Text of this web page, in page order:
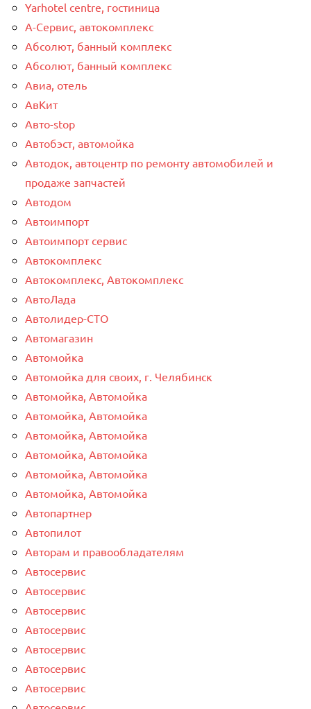
Yarhotel centre, гостиница
А-Сервис, автокомплекс
Абсолют, банный комплекс
Абсолют, банный комплекс
Авиа, отель
АвКит
Авто-stop
Автобэст, автомойка
Автодок, автоцентр по ремонту автомобилей и
продаже запчастей
Автодом
Автоимпорт
Автоимпорт сервис
Автокомплекс
Автокомплекс, Автокомплекс
АвтоЛада
Автолидер-СТО
Автомагазин
Автомойка
Автомойка для своих, г. Челябинск
Автомойка, Автомойка
Автомойка, Автомойка
Автомойка, Автомойка
Автомойка, Автомойка
Автомойка, Автомойка
Автомойка, Автомойка
Автопартнер
Автопилот
Авторам и правообладателям
Автосервис
Автосервис
Автосервис
Автосервис
Автосервис
Автосервис
Автосервис